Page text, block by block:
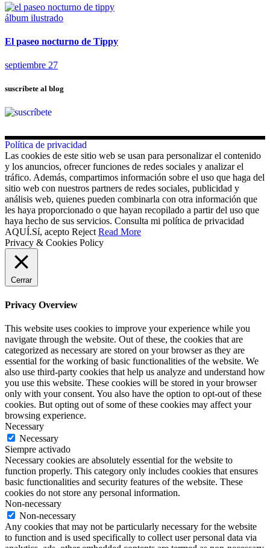
álbum ilustrado
El paseo nocturno de Tippy
septiembre 27
suscríbete al blog
Política de privacidad
Las cookies de este sitio web se usan para personalizar el contenido
y los anuncios, ofrecer funciones de redes sociales y analizar el
tráfico. Además, compartimos información sobre el uso que haga del
sitio web con nuestros partners de redes sociales, publicidad y
análisis web, quienes pueden combinarla con otra información que
les haya proporcionado o que hayan recopilado a partir del uso que
haya hecho de sus servicios. Consulta mi política de privacidad
AQUÍ.Sí, acepto Reject Read More
Privacy & Cookies Policy
Cerrar
Privacy Overview
This website uses cookies to improve your experience while you
navigate through the website. Out of these, the cookies that are
categorized as necessary are stored on your browser as they are
essential for the working of basic functionalities of the website. We
also use third-party cookies that help us analyze and understand how
you use this website. These cookies will be stored in your browser
only with your consent. You also have the option to opt-out of these
cookies. But opting out of some of these cookies may affect your
browsing experience.
Necessary
Necessary
Siempre activado
Necessary cookies are absolutely essential for the website to
function properly. This category only includes cookies that ensures
basic functionalities and security features of the website. These
cookies do not store any personal information.
Non-necessary
Non-necessary
Any cookies that may not be particularly necessary for the website
to function and is used specifically to collect user personal data via